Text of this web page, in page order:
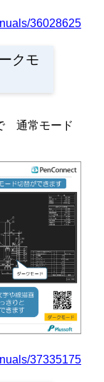
36028625
クモ
通常モード
37335175